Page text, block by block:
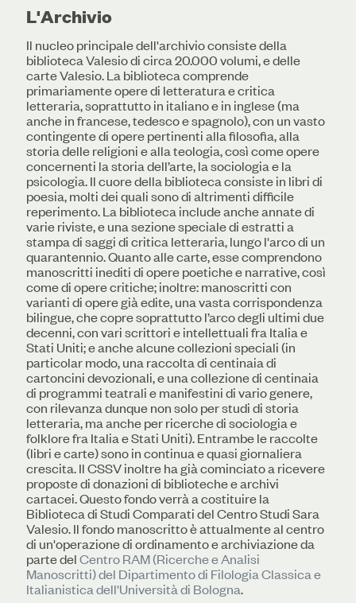
L'Archivio
Il nucleo principale dell'archivio consiste della
biblioteca Valesio di circa 20.000 volumi, e delle
carte Valesio. La biblioteca comprende
primariamente opere di letteratura e critica
letteraria, soprattutto in italiano e in inglese (ma
anche in francese, tedesco e spagnolo), con un vasto
contingente di opere pertinenti alla filosofia, alla
storia delle religioni e alla teologia, così come opere
concernenti la storia dell’arte, la sociologia e la
psicologia. Il cuore della biblioteca consiste in libri di
poesia, molti dei quali sono di altrimenti difficile
reperimento. La biblioteca include anche annate di
varie riviste, e una sezione speciale di estratti a
stampa di saggi di critica letteraria, lungo l'arco di un
quarantennio. Quanto alle carte, esse comprendono
manoscritti inediti di opere poetiche e narrative, così
come di opere critiche; inoltre: manoscritti con
varianti di opere già edite, una vasta corrispondenza
bilingue, che copre soprattutto l’arco degli ultimi due
decenni, con vari scrittori e intellettuali fra Italia e
Stati Uniti; e anche alcune collezioni speciali (in
particolar modo, una raccolta di centinaia di
cartoncini devozionali, e una collezione di centinaia
di programmi teatrali e manifestini di vario genere,
con rilevanza dunque non solo per studi di storia
letteraria, ma anche per ricerche di sociologia e
folklore fra Italia e Stati Uniti). Entrambe le raccolte
(libri e carte) sono in continua e quasi giornaliera
crescita. Il CSSV inoltre ha già cominciato a ricevere
proposte di donazioni di biblioteche e archivi
cartacei. Questo fondo verrà a costituire la
Biblioteca di Studi Comparati del Centro Studi Sara
Valesio. Il fondo manoscritto è attualmente al centro
di un'operazione di ordinamento e archiviazione da
parte delCentro RAM (Ricerche e Analisi
Manoscritti) del Dipartimento di Filologia Classica e
Italianistica dell'Università di Bologna.